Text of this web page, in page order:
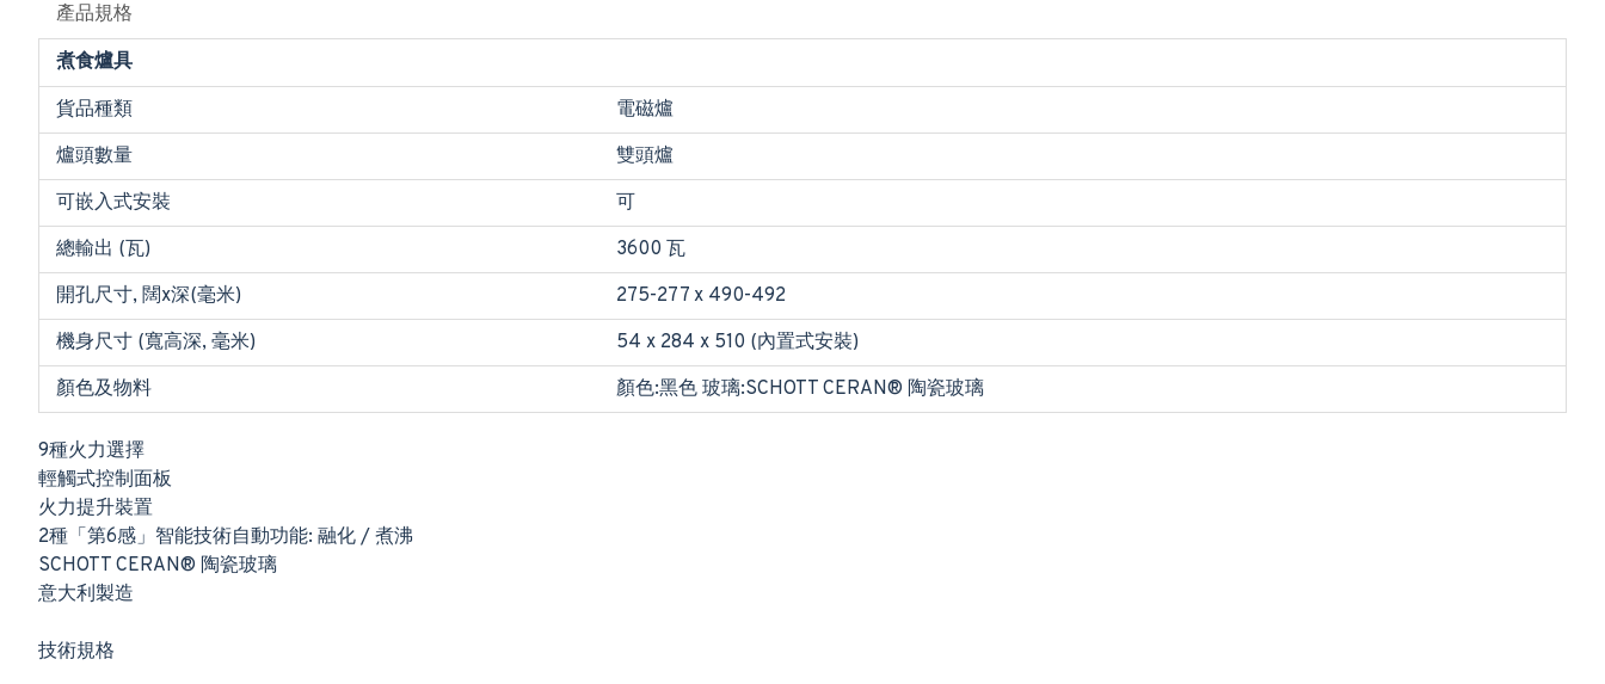
產品規格
煮食爐具
貨品種類
電磁爐
爐頭數量
雙頭爐
可嵌入式安裝
可
總輸出 (瓦)
3600 瓦
開孔尺寸, 闊x深(毫米)
275-277 x 490-492
機身尺寸 (寬高深, 毫米)
54 x 284 x 510 (內置式安裝)
顏色及物料
顏色:黑色 玻璃:SCHOTT CERAN® 陶瓷玻璃
9種火力選擇
輕觸式控制面板
火力提升裝置
2種「第6感」智能技術自動功能: 融化 / 煮沸
SCHOTT CERAN® 陶瓷玻璃
意大利製造
技術規格